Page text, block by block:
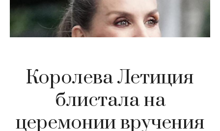
Королева Летиция
блистала на
церемонии вручения